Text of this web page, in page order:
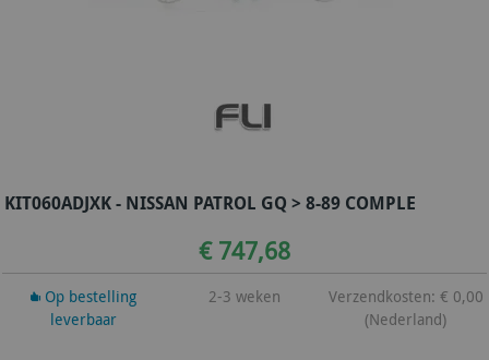
KIT060ADJXK - NISSAN PATROL GQ > 8-89 COMPLE
€ 747,68
Op bestelling
leverbaar
2-3 weken
Verzendkosten: € 0,00
(Nederland)